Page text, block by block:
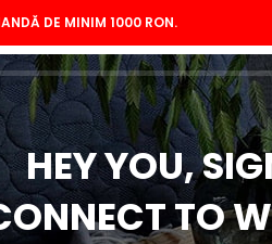
HEY YOU,
TO
DE MINIM 1000 RON.